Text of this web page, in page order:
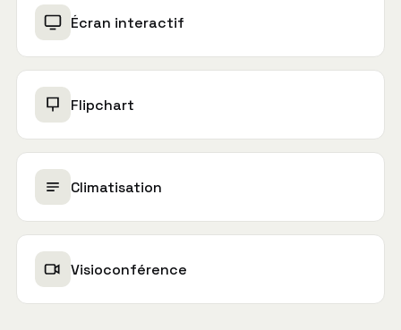
Écran interactif
Flipchart
Climatisation
Visioconférence